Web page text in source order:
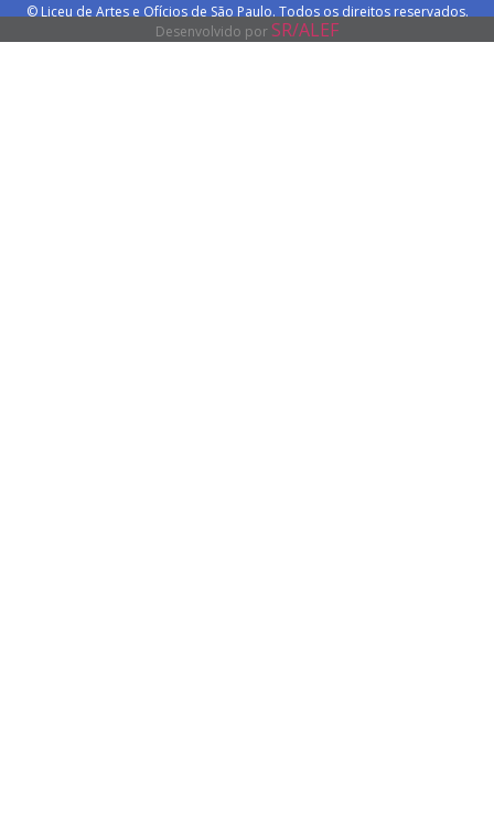
© Liceu de Artes e Ofícios de São Paulo. Todos os direitos reservados.
Desenvolvido por SR/ALEF